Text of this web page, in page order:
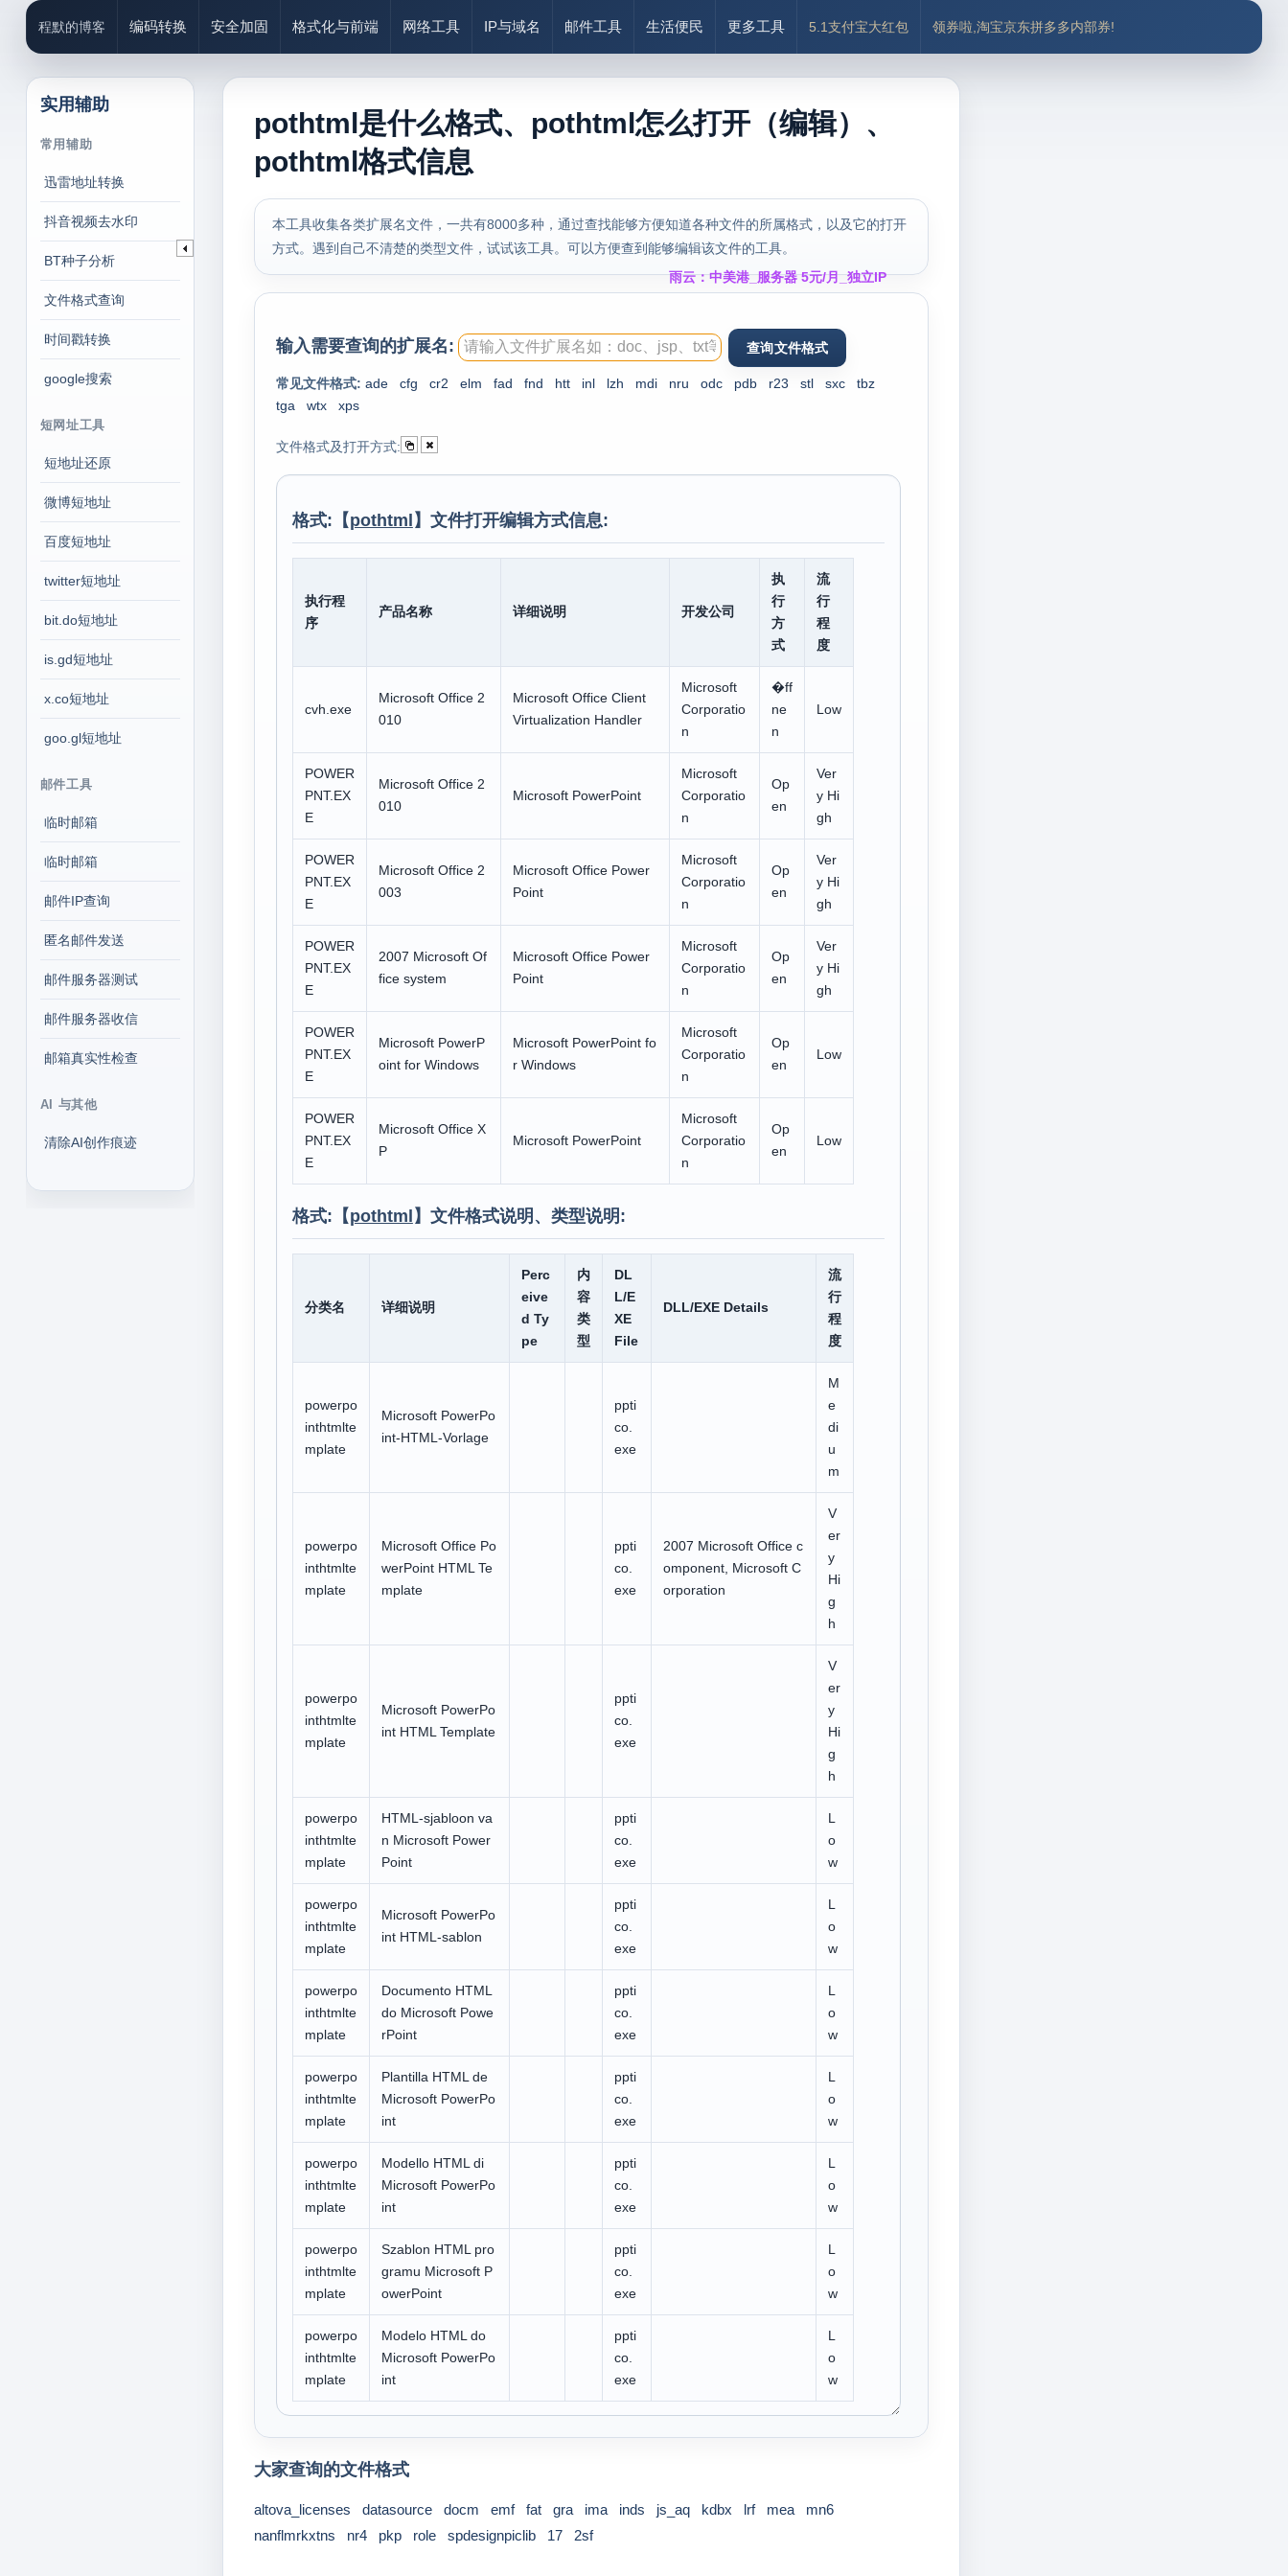
程默的博客 编码转换 安全加固 格式化与前端 网络工具 IP与域名 邮件工具 生活便民 更多工具 5.1支付宝大红包 领券啦,淘宝京东拼多多内部券!
实用辅助
常用辅助
迅雷地址转换
抖音视频去水印
BT种子分析
文件格式查询
时间戳转换
google搜索
短网址工具
短地址还原
微博短地址
百度短地址
twitter短地址
bit.do短地址
is.gd短地址
x.co短地址
goo.gl短地址
邮件工具
临时邮箱
临时邮箱
邮件IP查询
匿名邮件发送
邮件服务器测试
邮件服务器收信
邮箱真实性检查
AI 与其他
清除AI创作痕迹
pothtml是什么格式、pothtml怎么打开（编辑）、
pothtml格式信息
本工具收集各类扩展名文件，一共有8000多种，通过查找能够方便知道各种文件的所属格式，以及它的打开
方式。遇到自己不清楚的类型文件，试试该工具。可以方便查到能够编辑该文件的工具。
雨云：中美港_服务器 5元/月_独立IP
输入需要查询的扩展名:
常见文件格式: ade cfg cr2 elm fad fnd htt inl lzh mdi nru odc pdb r23 stl sxc
tbz
tga
wtx xps
文件格式及打开方式:
格式:【pothtml 】文件打开编辑方式信息:
执行程
序
产品名称 详细说明 开发公司
执
行
方
式
流
行
程
度
cvh.exe
Microsoft Office 2
010
Microsoft Office Client
Virtualization Handler
Microsoft
Corporatio
n
�ff
ne
n
Low
POWER
PNT.EX
E
Microsoft Office 2
010
Microsoft PowerPoint
Microsoft
Corporatio
n
Op
en
Ver
y Hi
gh
POWER
PNT.EX
E
Microsoft Office 2
003
Microsoft Office Power
Point
Microsoft
Corporatio
n
Op
en
Ver
y Hi
gh
POWER
PNT.EX
E
2007 Microsoft Of
fice system
Microsoft Office Power
Point
Microsoft
Corporatio
n
Op
en
Ver
y Hi
gh
POWER
PNT.EX
E
Microsoft PowerP
oint for Windows
Microsoft PowerPoint fo
r Windows
Microsoft
Corporatio
n
Op
en
Low
POWER
PNT.EX
E
Microsoft Office X
P
Microsoft PowerPoint
Microsoft
Corporatio
n
Op
en
Low
格式:【pothtml 】文件格式说明、类型说明:
分类名 详细说明
Perc
eive
d Ty
pe
内
容
类
型
DL
L/E
XE
File
DLL/EXE Details
流
行
程
度
powerpo
inthtmlte
mplate
Microsoft PowerPo
int-HTML-Vorlage
ppti
co.
exe
M
e
di
u
m
powerpo
inthtmlte
mplate
Microsoft Office Po
werPoint HTML Te
mplate
ppti
co.
exe
2007 Microsoft Office c
omponent, Microsoft C
orporation
V
er
y
Hi
g
h
powerpo
inthtmlte
mplate
Microsoft PowerPo
int HTML Template
ppti
co.
exe
V
er
y
Hi
g
h
powerpo
inthtmlte
mplate
HTML-sjabloon va
n Microsoft Power
Point
ppti
co.
exe
L
o
w
powerpo
inthtmlte
mplate
Microsoft PowerPo
int HTML-sablon
ppti
co.
exe
L
o
w
powerpo
inthtmlte
mplate
Documento HTML
do Microsoft Powe
rPoint
ppti
co.
exe
L
o
w
powerpo
inthtmlte
mplate
Plantilla HTML de
Microsoft PowerPo
int
ppti
co.
exe
L
o
w
powerpo
inthtmlte
mplate
Modello HTML di
Microsoft PowerPo
int
ppti
co.
exe
L
o
w
powerpo
inthtmlte
mplate
Szablon HTML pro
gramu Microsoft P
owerPoint
ppti
co.
exe
L
o
w
powerpo
inthtmlte
mplate
Modelo HTML do
Microsoft PowerPo
int
ppti
co.
exe
L
o
w
大家查询的文件格式
altova_licenses datasource docm emf fat gra ima inds js_aq kdbx lrf mea
mn6
nanflmrkxtns
nr4 pkp role spdesignpiclib 17 2sf